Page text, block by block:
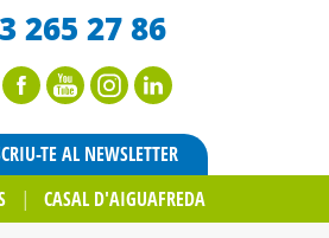
265 27 86
TE AL NEWSLETTER
CASAL D'AIGUAFREDA